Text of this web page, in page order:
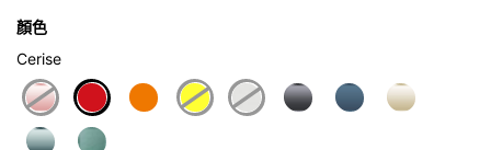
顏色
Cerise
selected